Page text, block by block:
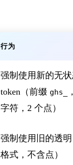
行为
强制使用新的无
token（前缀 ghs_
字符，2 个点）
强制使用旧的透明
格式，不含点）